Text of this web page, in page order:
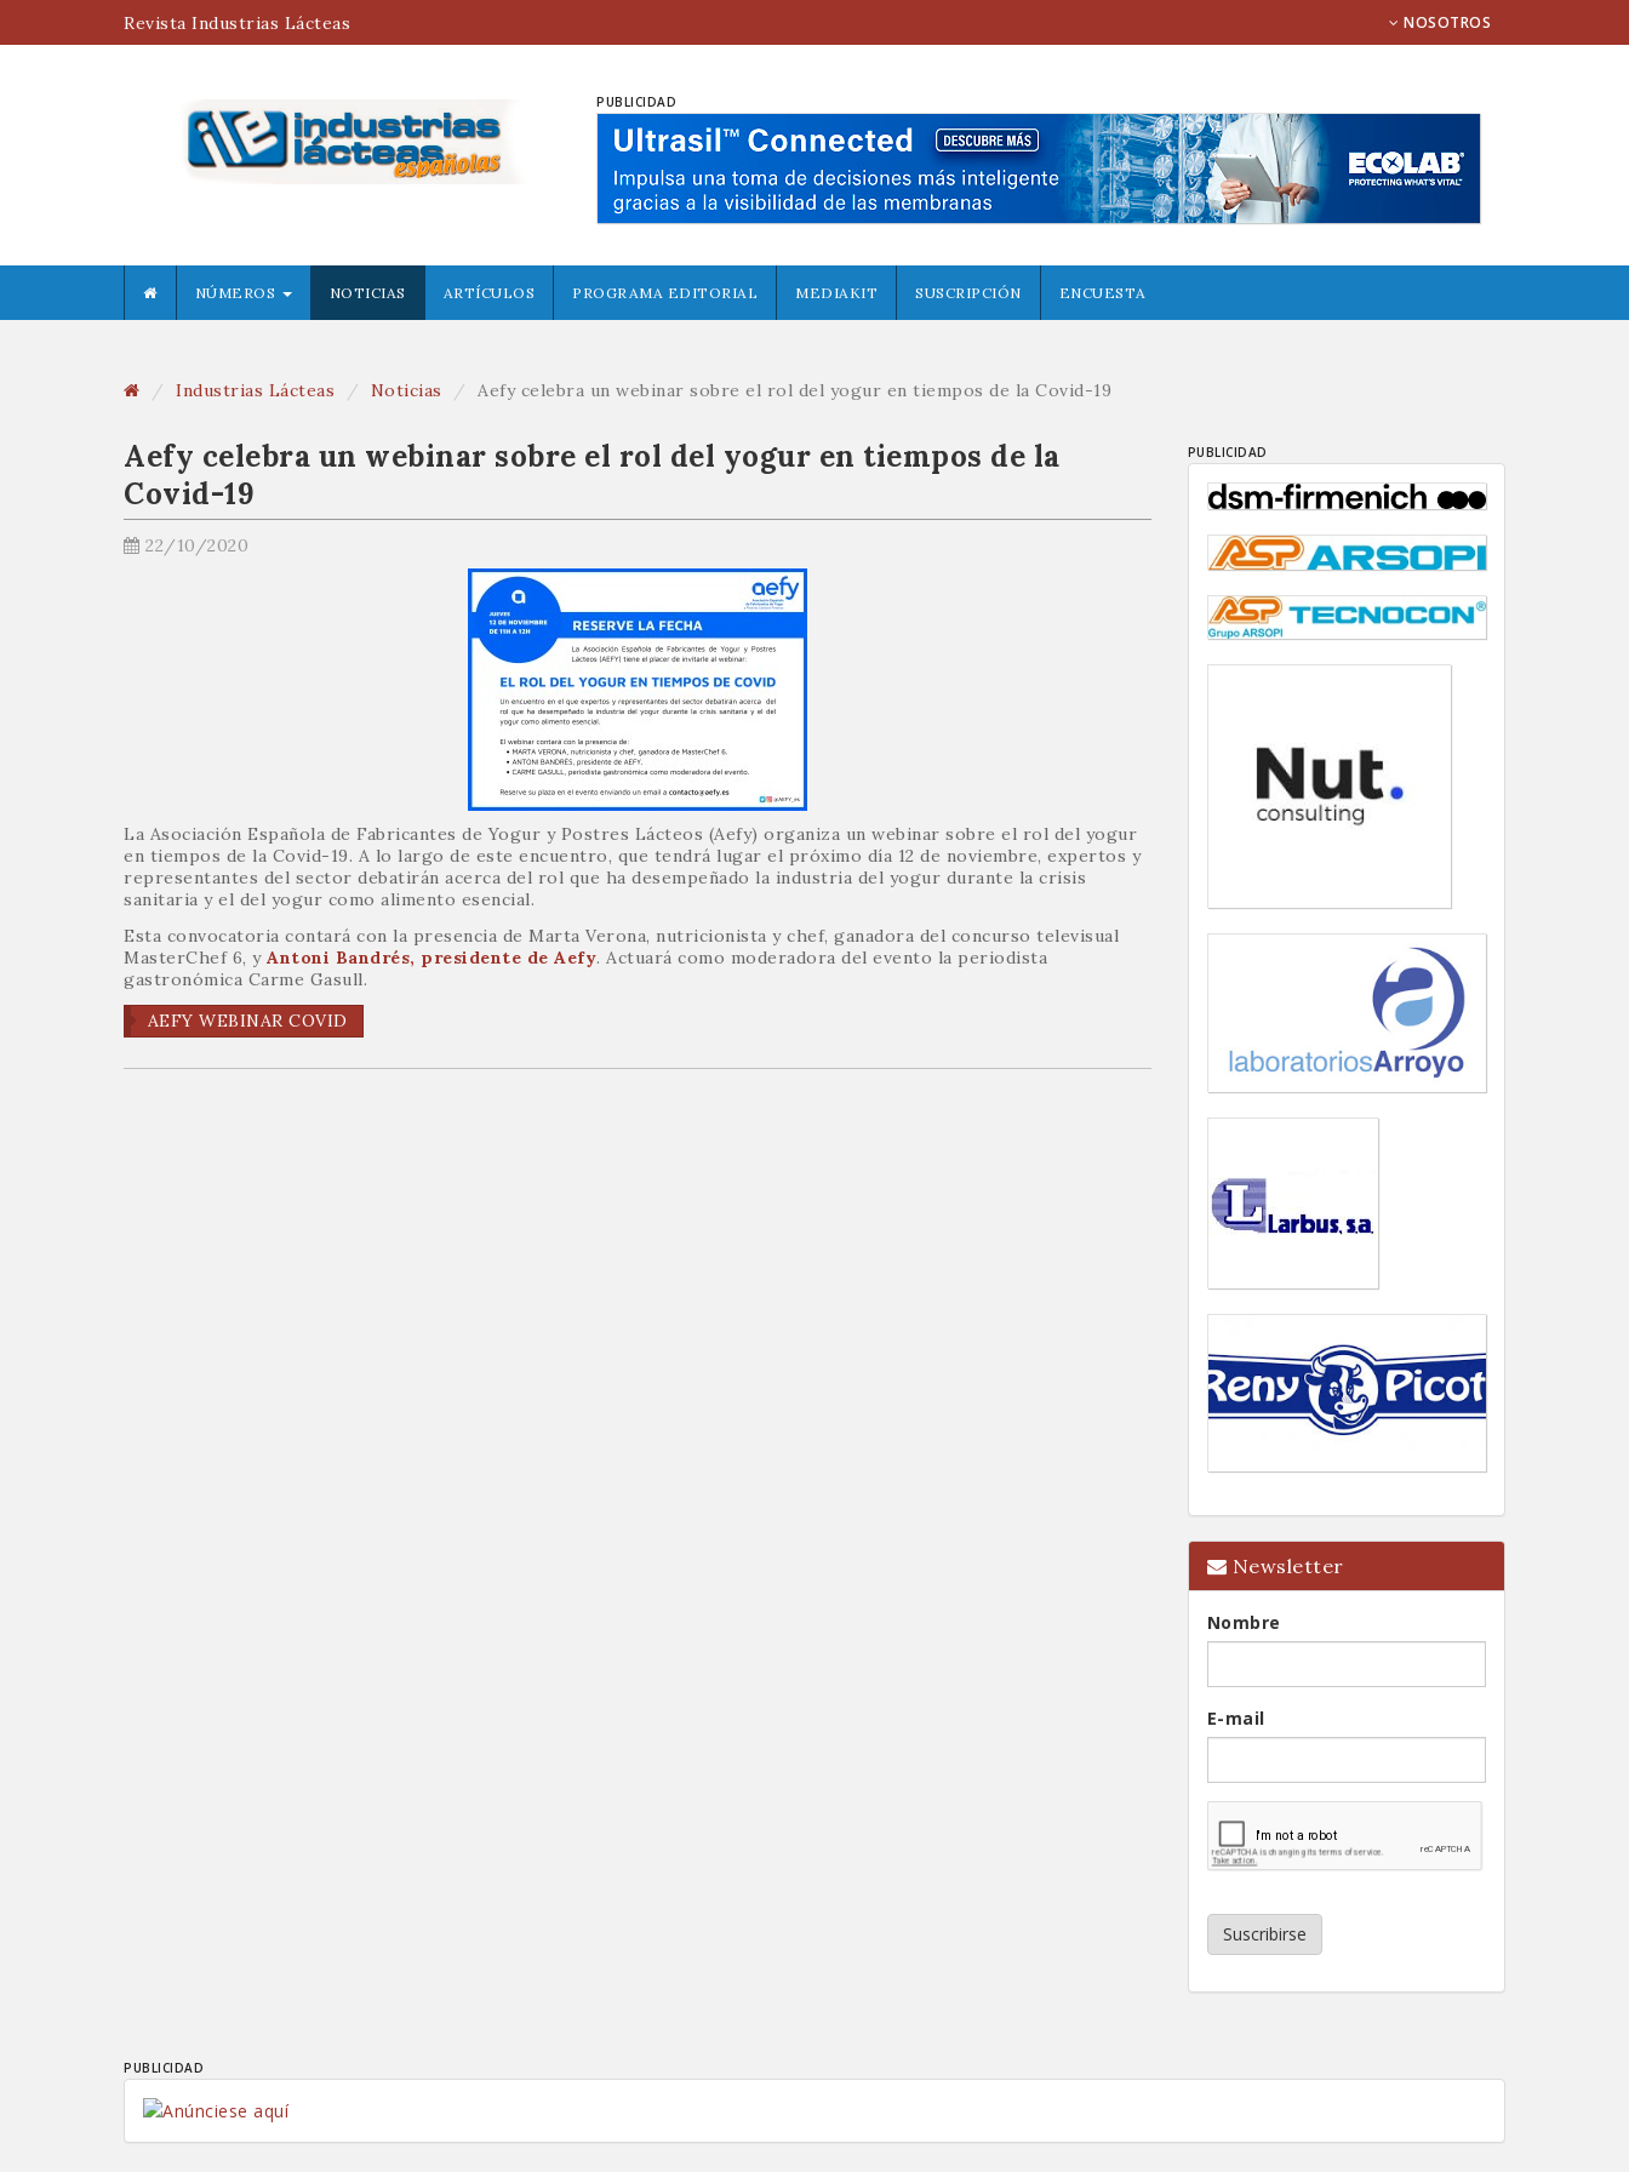
Revista Industrias Lácteas NOSOTROS
PUBLICIDAD
NÚMEROS NOTICIAS ARTÍCULOS PROGRAMA EDITORIAL MEDIAKIT SUSCRIPCIÓN ENCUESTA
Industrias Lácteas Noticias Aefy celebra un webinar sobre el rol del yogur en tiempos de la Covid-19
Aefy celebra un webinar sobre el rol del yogur en tiempos de la
Covid-19
22/10/2020
La Asociación Española de Fabricantes de Yogur y Postres Lácteos (Aefy) organiza un webinar sobre el rol del yogur
en tiempos de la Covid-19. A lo largo de este encuentro, que tendrá lugar el próximo día 12 de noviembre, expertos y
representantes del sector debatirán acerca del rol que ha desempeñado la industria del yogur durante la crisis
sanitaria y el del yogur como alimento esencial.
Esta convocatoria contará con la presencia de Marta Verona, nutricionista y chef, ganadora del concurso televisual
MasterChef 6, y Antoni Bandrés, presidente de Aefy. Actuará como moderadora del evento la periodista
gastronómica Carme Gasull.
AEFY WEBINAR COVID
PUBLICIDAD
Newsletter
Nombre
E-mail
Suscribirse
PUBLICIDAD